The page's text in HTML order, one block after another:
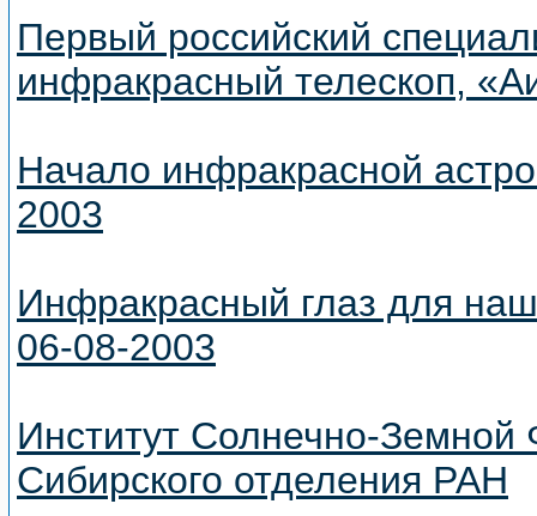
Первый российский
инфракрасный телескоп,
Начало инфракрасной
2003
Инфракрасный глаз для
06-08-2003
Институт Солнечно-
Сибирского отделения РАН